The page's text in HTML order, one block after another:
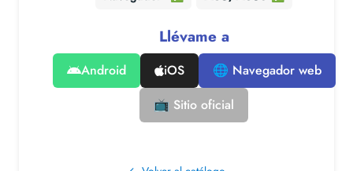
Llévame a
Android iOS
🌐 Navegador web
📺 Sitio oficial